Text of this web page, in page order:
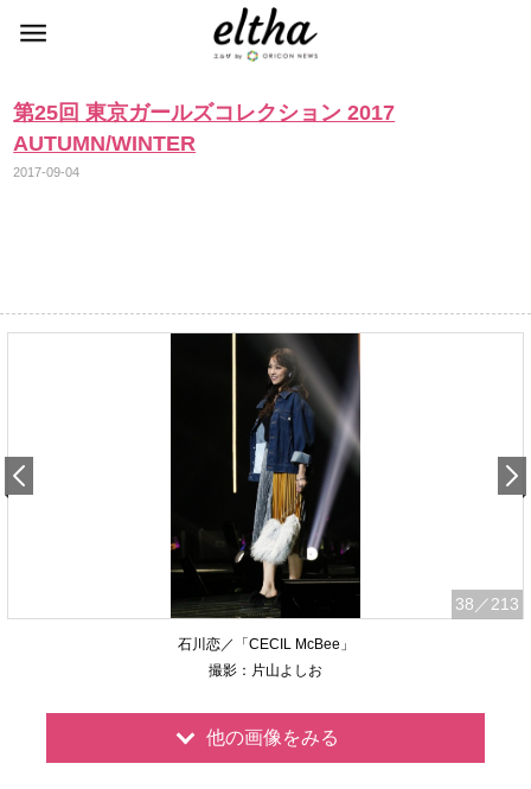
第25回 東京ガールズコレクション 2017
AUTUMN/WINTER
2017-09-04
38 ／213
石川恋／「CECIL McBee」
撮影：片山よしお
他の画像をみる